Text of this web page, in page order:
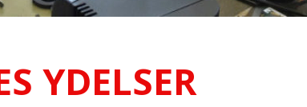
YDELSER